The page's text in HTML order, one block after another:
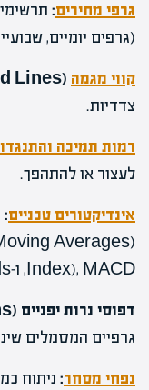
גרפי מחירים:
(גרפים יומיים,
קווי מגמה (Trend Lines):
צדדיות.
רמות תמיכה
לעצור או להתהפך.
אינדיקטורים טכניים:
Index), MACD, ו-Bollinger Bands.
דפוסי נרות יפניים (Candlestick Patterns):
גרפיים המסמלים
נפחי מסחר: ניתוח